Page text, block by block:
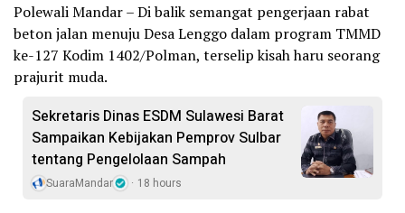
Polewali Mandar – Di balik semangat pengerjaan rabat
beton jalan menuju Desa Lenggo dalam program TMMD
ke-127 Kodim 1402/Polman, terselip kisah haru seorang
prajurit muda.
Sekretaris Dinas ESDM Sulawesi Barat
Sampaikan Kebijakan Pemprov Sulbar
tentang Pengelolaan Sampah
SuaraMandar 18 hours